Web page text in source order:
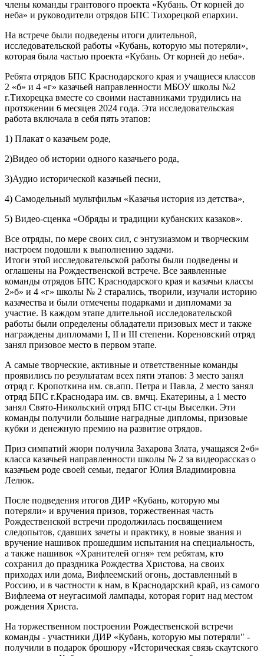
члены команды грантового проекта «Кубань. От корней до
неба» и руководители отрядов БПС Тихорецкой епархии.
На встрече были подведены итоги длительной,
исследовательской работы «Кубань, которую мы потеряли»,
которая была частью проекта «Кубань. От корней до неба».
Ребята отрядов БПС Краснодарского края и учащиеся классов
2 «б» и 4 «г» казачьей направленности МБОУ школы №2
г.Тихорецка вместе со своими наставниками трудились на
протяжении 6 месяцев 2024 года. Эта исследовательская
работа включала в себя пять этапов:
1) Плакат о казачьем роде,
2)Видео об истории одного казачьего рода,
3)Аудио исторической казачьей песни,
4) Самодельный мультфильм «Казачья история из детства»,
5) Видео-сценка «Обряды и традиции кубанских казаков».
Все отряды, по мере своих сил, с энтузиазмом и творческим
настроем подошли к выполнению задачи.
Итоги этой исследовательской работы были подведены и
оглашены на Рождественской встрече. Все заявленные
команды отрядов БПС Краснодарского края и казачьи классы
2»б» и 4 «г» школы № 2 старались, творили, изучали историю
казачества и были отмечены подарками и дипломами за
участие. В каждом этапе длительной исследовательской
работы были определены обладатели призовых мест и также
награждены дипломами I, II и III степени. Кореновский отряд
занял призовое место в первом этапе.
А самые творческие, активные и ответственные команды
проявились по результатам всех пяти этапов: 3 место занял
отряд г. Кропоткина им. св.апп. Петра и Павла, 2 место занял
отряд БПС г.Краснодара им. св. вмчц. Екатерины, а 1 место
занял Свято-Никольский отряд БПС ст-цы Выселки. Эти
команды получили большие наградные дипломы, призовые
кубки и денежную премию на развитие отрядов.
Приз симпатий жюри получила Захарова Злата, учащаяся 2«б»
класса казачьей направленности школы № 2 за видеорассказ о
казачьем роде своей семьи, педагог Юлия Владимировна
Лелюк.
После подведения итогов ДИР «Кубань, которую мы
потеряли» и вручения призов, торжественная часть
Рождественской встречи продолжилась посвящением
следопытов, сдавших зачеты и практику, в новые звания и
вручение нашивок прошедшим испытания на специальность,
а также нашивок «Хранителей огня» тем ребятам, кто
сохранил до праздника Рождества Христова, на своих
приходах или дома, Вифлеемский огонь, доставленный в
Россию, и в частности к нам, в Краснодарский край, из самого
Вифлеема от неугасимой лампады, которая горит над местом
рождения Христа.
На торжественном построении Рождественской встречи
команды - участники ДИР «Кубань, которую мы потеряли" -
получили в подарок брошюру «Историческая связь скаутского